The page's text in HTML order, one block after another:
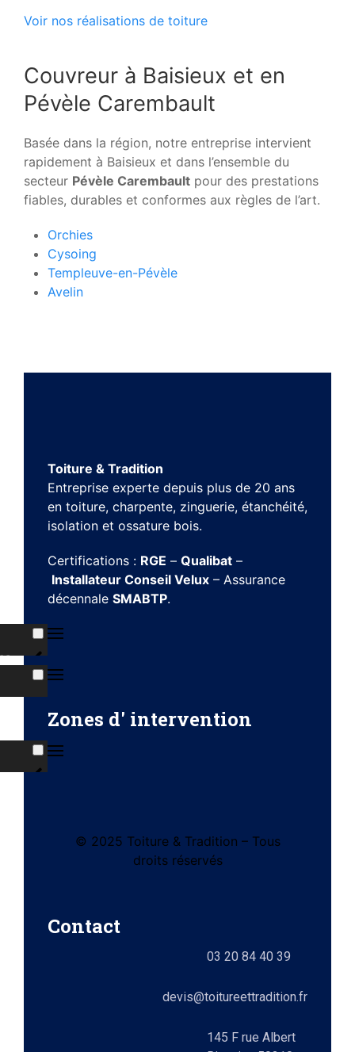
Voir nos réalisations de toiture
Couvreur à Baisieux et en
Pévèle Carembault
Basée dans la région, notre entreprise intervient
rapidement à Baisieux et dans l’ensemble du
secteur Pévèle Carembault pour des prestations
fiables, durables et conformes aux règles de l’art.
Orchies
Cysoing
Templeuve-en-Pévèle
Avelin
Toiture & Tradition
Entreprise experte depuis plus de 20 ans
en toiture, charpente, zinguerie, étanchéité,
isolation et ossature bois.
Certifications : RGE – Qualibat –
Installateur Conseil Velux – Assurance
décennale SMABTP.
Zones d' intervention
© 2025 Toiture & Tradition – Tous
droits réservés
Contact
03 20 84 40 39
devis@toitureettradition.fr
145 F rue Albert